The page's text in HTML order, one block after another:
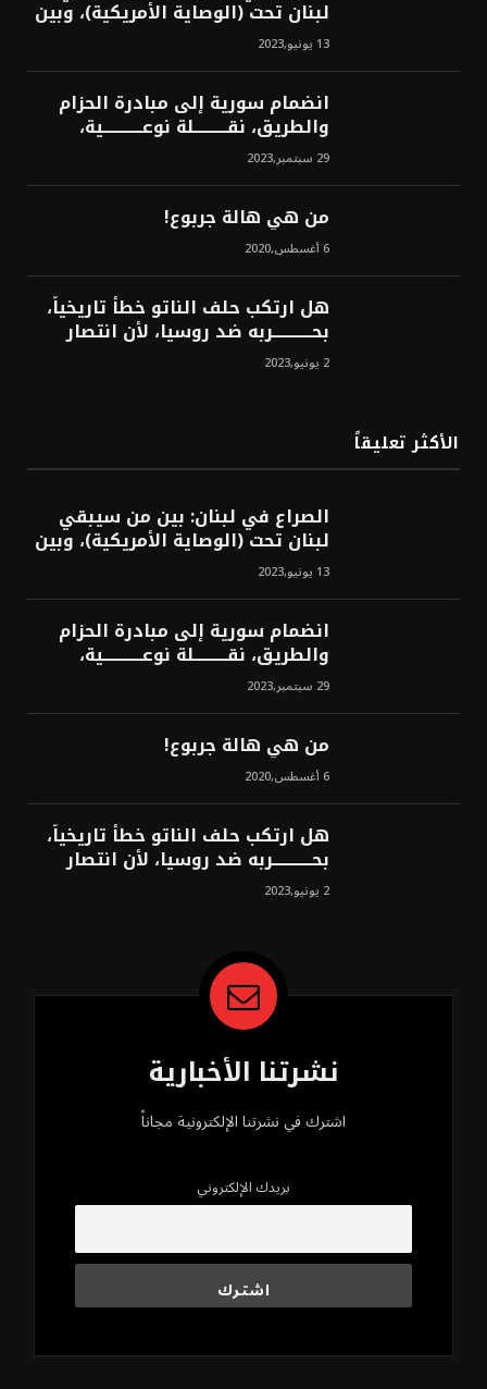
لبنان تحت (الوصاية الأمريكية)، وبين
من سيخرج لبنان من النفق الغربي!
محمد محسن13 يونيو,2023
انضمام سورية إلى مبادرة الحزام
والطريق، نقــــــــــلة نوعــــــــــــية،
استراتيجية، تاريخية، نهائية، نحو
الشرق!محمد محسن29 سبتمبر,2023
من هي هالة جربوع!
6 أغسطس,2020
هل ارتكب حلف الناتو خطأً تاريخياً،
بحــــــــــــربه ضد روسيا، لأن انتصار
روسيا الحتمي، سيفتت الناتو!محمد
محسن 2 يونيو,2023
الأكثر تعليقاً
الصراع في لبنان: بين من سيبقي
لبنان تحت (الوصاية الأمريكية)، وبين
من سيخرج لبنان من النفق الغربي!
محمد محسن13 يونيو,2023
انضمام سورية إلى مبادرة الحزام
والطريق، نقــــــــــلة نوعــــــــــــية،
استراتيجية، تاريخية، نهائية، نحو
الشرق!محمد محسن29 سبتمبر,2023
من هي هالة جربوع!
6 أغسطس,2020
هل ارتكب حلف الناتو خطأً تاريخياً،
بحــــــــــــربه ضد روسيا، لأن انتصار
روسيا الحتمي، سيفتت الناتو!محمد
محسن 2 يونيو,2023
نشرتنا الأخبارية
اشترك في نشرتنا الإلكترونية مجاناً
بريدك الإلكتروني